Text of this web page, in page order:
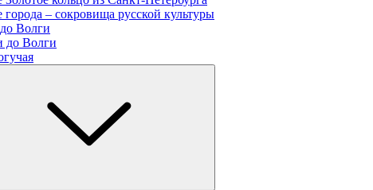
– сокровища русской культуры
Волги
до Волги